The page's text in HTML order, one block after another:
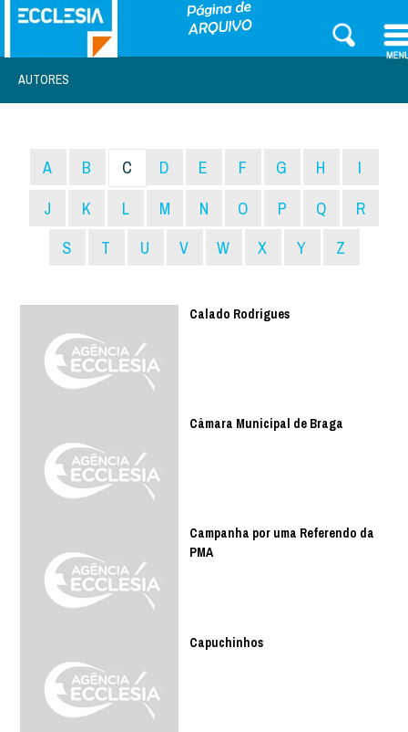
AUTORES
A B C D E F G H
I
J
K L M N O P Q
R
S
T U V W X Y Z
Calado Rodrigues
Câmara Municipal de Braga
Campanha por uma Referendo da
PMA
Capuchinhos